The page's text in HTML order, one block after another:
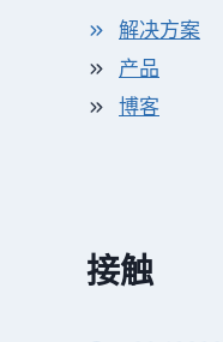
解决方案
产品
博客
接触